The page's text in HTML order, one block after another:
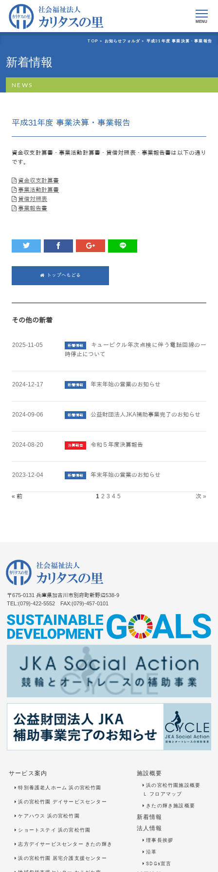
MENU
TOP > お知らせフォルダ > 平成31年度 事業決算・事業報告
新着情報
NEWS
平成31年度 事業決算・事業報告
資金収支計算書・事業活動計算書・貸借対照表・事業報告書は以下の通り
です。
資金収支計算書
事業活動計算書
貸借対照表
事業報告書
トップへもどる
その他の新着
2025-11-05 新着情報
キュービクル年次点検に伴う電話回線の一
時停止について
2024-12-17 新着情報 年末年始の営業のお知らせ
2024-09-06 新着情報 公益財団法人JKA補助事業完了のお知らせ
2024-08-20 決算報告 令和５年度決算報告
2023-12-04 新着情報 年末年始の営業のお知らせ
« 前 1 2 3 4 5 次 »
〒675-0131兵庫県加古川市別府町新野辺538-9
TEL:(079)-422-5552 FAX:(079)-457-0101
サービス案内
特別養護老人ホーム 浜の宮松竹園
浜の宮松竹園 デイサービスセンター
ケアハウス 浜の宮松竹園
ショートステイ 浜の宮松竹園
志方デイサービスセンター きたの輝き
浜の宮松竹園 居宅介護支援センター
施設概要
浜の宮松竹園施設概要
Ｌ フロアマップ
きたの輝き施設概要
新着情報
法人情報
理事長挨拶
沿革
SDGs宣言